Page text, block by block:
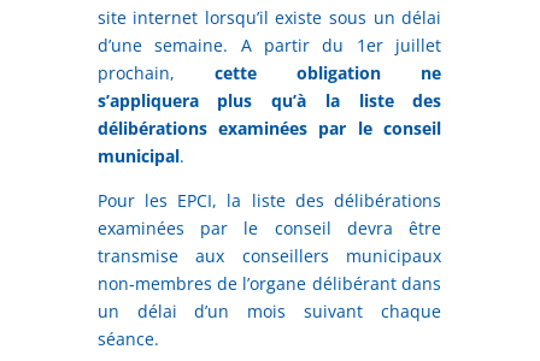
site internet lorsqu’il existe sous un délai
d’une semaine. A partir du 1er juillet
prochain, cette obligation ne
s’appliquera plus qu’à la liste des
délibérations examinées par le conseil
municipal.
Pour les EPCI, la liste des délibérations
examinées par le conseil devra être
transmise aux conseillers municipaux
non-membres de l’organe délibérant dans
un délai d’un mois suivant chaque
séance.